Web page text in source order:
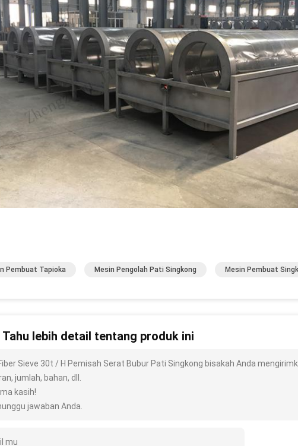
Pembuat Tapioka Mesin Pengolah Pati Singkong Mesin Pembuat
Tahu lebih detail tentang produk ini
Sieve 30t / H Pemisah Serat Bubur Pati Singkong bisakah Anda
jumlah, bahan, dll.
kasih!
jawaban Anda.